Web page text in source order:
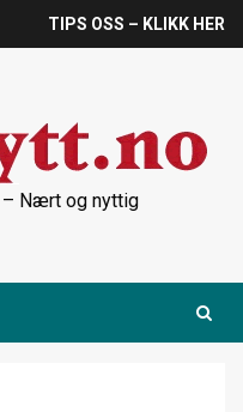
TIPS OSS – KLIKK HER
– Nært og nyttig